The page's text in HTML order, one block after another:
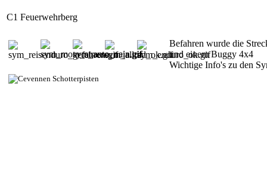
C1 Feuerwehrberg
Befahren wurde die
und einem Buggy 4x4
Wichtige Info's zu den